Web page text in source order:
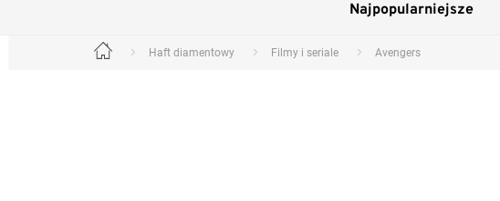
Najpopularniejsze
Home Haft diamentowy Filmy i seriale Avengers